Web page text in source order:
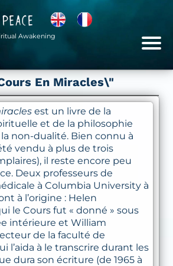
Awakening
En Miracles\"
est un livre de la
et de la philosophie
non-dualité. Bien connu à
vendu à plus de trois
il reste encore peu
Deux professeurs de
à Columbia University à
à l’origine : Helen
le Cours fut « donné » sous
intérieure et William
de la faculté de
l’aida à le transcrire durant les
dura son écriture (de 1965 à